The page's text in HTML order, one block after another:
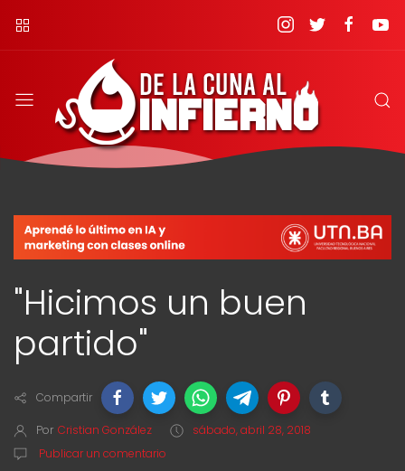
"Hicimos un buen
partido"
Compartir
Por Cristian González
sábado, abril 28, 2018
Publicar un comentario